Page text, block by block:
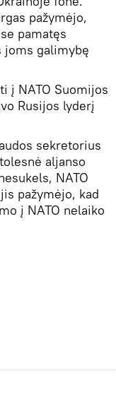
pažymėjo,
pamatęs
joms galimybę
į NATO Suomijos
Rusijos lyderį
sekretorius
aljanso
NATO
pažymėjo, kad
į NATO nelaiko